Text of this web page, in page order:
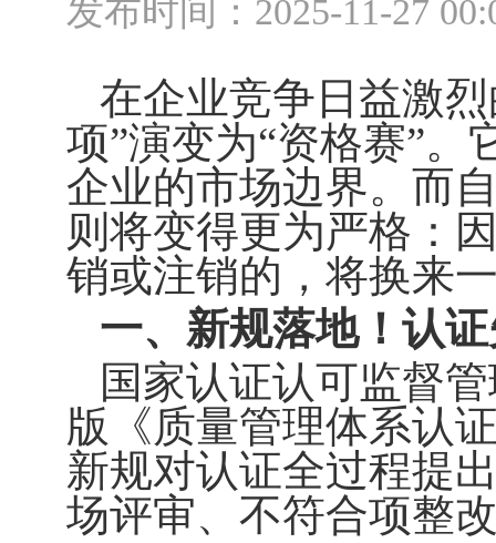
发布时间： 2025-11-27
在企业竞争日益激
项”演变为“资格赛”
企业的市场边界。而
则将变得更为严格：
销或注销的，将换来
一、 新规落地！认
国家认证认可监督
版《质量管理体系认
新规对认证全过程提
场评审、不符合项整